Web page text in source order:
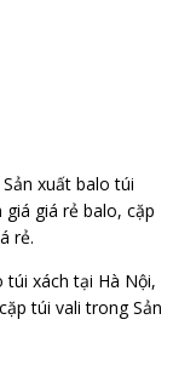
xuất balo túi
giá rẻ balo, cặp
rẻ.
túi xách tại Hà Nội,
túi vali trongSản